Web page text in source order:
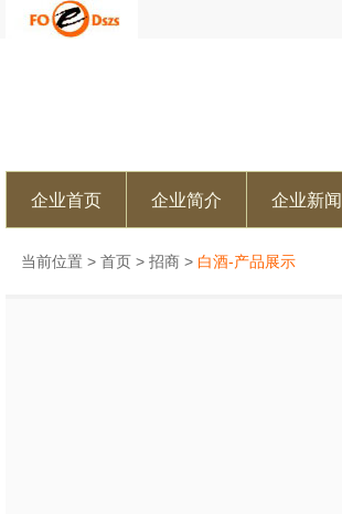
企业首页 企业简介 企业新闻
当前位置 > 首页 > 招商 > 白酒-产品展示